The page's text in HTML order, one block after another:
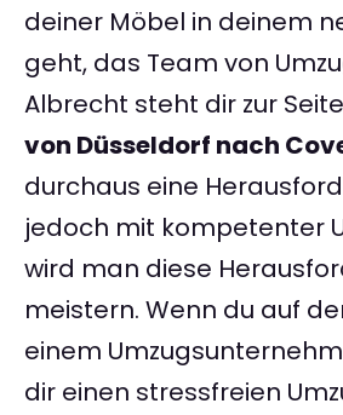
deiner Möbel in deinem
geht, das Team von
Albrecht steht dir zur
von Düsseldorf nach
durchaus eine
jedoch mit kompetenter
wird man diese
meistern. Wenn du auf
einem
dir einen stressfreien